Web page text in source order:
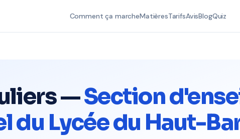
Comment ça marcheMatièresTarifsAvisBlogQuiz
—Section
du Lycée du Haut-